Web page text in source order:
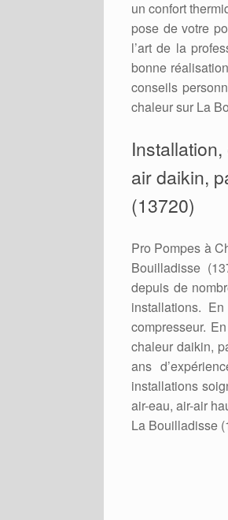
un confort
pose de votre
l’art de la
bonne
conseils
chaleur sur La
air daikin,
(13720)
Pro Pompes à
Bouilladisse
depuis de
installations.
compresseur.
chaleur daikin,
ans
installations
air-eau, air-air
La Bouilladisse